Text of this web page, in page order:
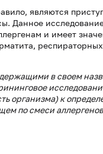
являются
Данное
и имеет
в своем
организма) к
по смеси